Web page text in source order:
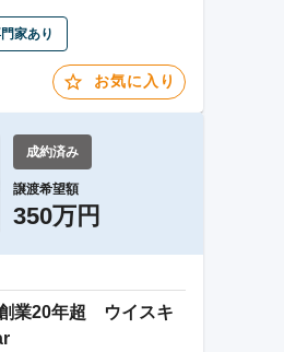
家あり
お気に入り
成約済み
譲渡希望額
350万円
創業20年超 ウイスキ